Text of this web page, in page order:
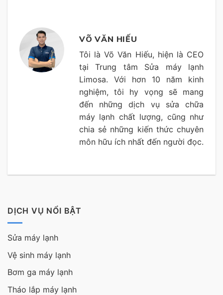
VÕ VĂN HIẾU
Tôi là Võ Văn Hiếu, hiện là CEO
tại Trung tâm Sửa máy lạnh
Limosa. Với hơn 10 năm kinh
nghiệm, tôi hy vọng sẽ mang
đến những dịch vụ sửa chữa
máy lạnh chất lượng, cũng như
chia sẻ những kiến thức chuyên
môn hữu ích nhất đến người đọc.
DỊCH VỤ NỔI BẬT
Sửa máy lạnh
Vệ sinh máy lạnh
Bơm ga máy lạnh
Tháo lắp máy lạnh